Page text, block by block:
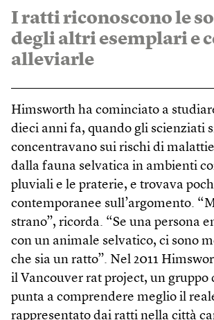
I ratti riconoscono le
degli altri esemplari e
alleviarle
Himsworth ha cominciato a
dieci anni fa, quando gli scienziati
concentravano sui rischi di
dalla fauna selvatica in ambienti
pluviali e le praterie, e trovava
contemporanee sull’argomento.
strano”, ricorda. “Se una persona
con un animale selvatico, ci sono
che sia un ratto”. Nel 2011
il Vancouver rat project, un gruppo
punta a comprendere meglio il
rappresentato dai ratti nella città